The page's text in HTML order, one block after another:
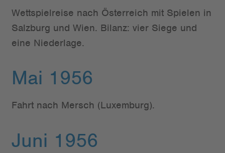
Wettspielreise nach Österreich mit Spielen in
Salzburg und Wien. Bilanz: vier Siege und
eine Niederlage.
Mai 1956
Fahrt nach Mersch (Luxemburg).
Juni 1956